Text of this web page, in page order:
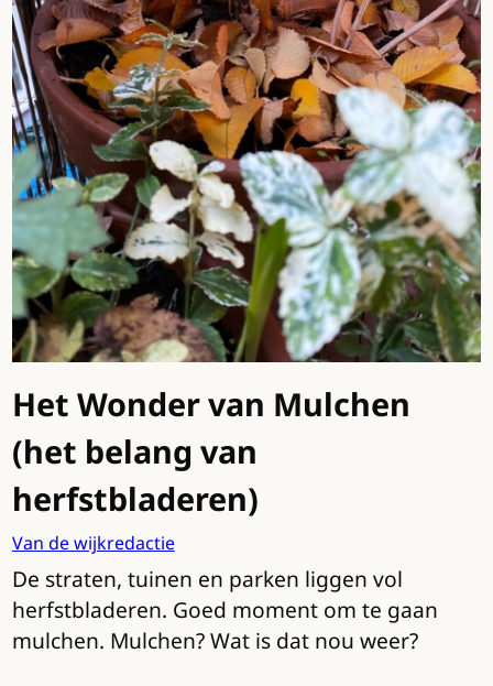
Het Wonder van Mulchen
(het belang van
herfstbladeren)
Van de wijkredactie
De straten, tuinen en parken liggen vol
herfstbladeren. Goed moment om te gaan
mulchen. Mulchen? Wat is dat nou weer?